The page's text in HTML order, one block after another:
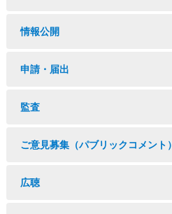
情報公開
申請・届出
監査
ご意見募集（パブリックコメント）
広聴